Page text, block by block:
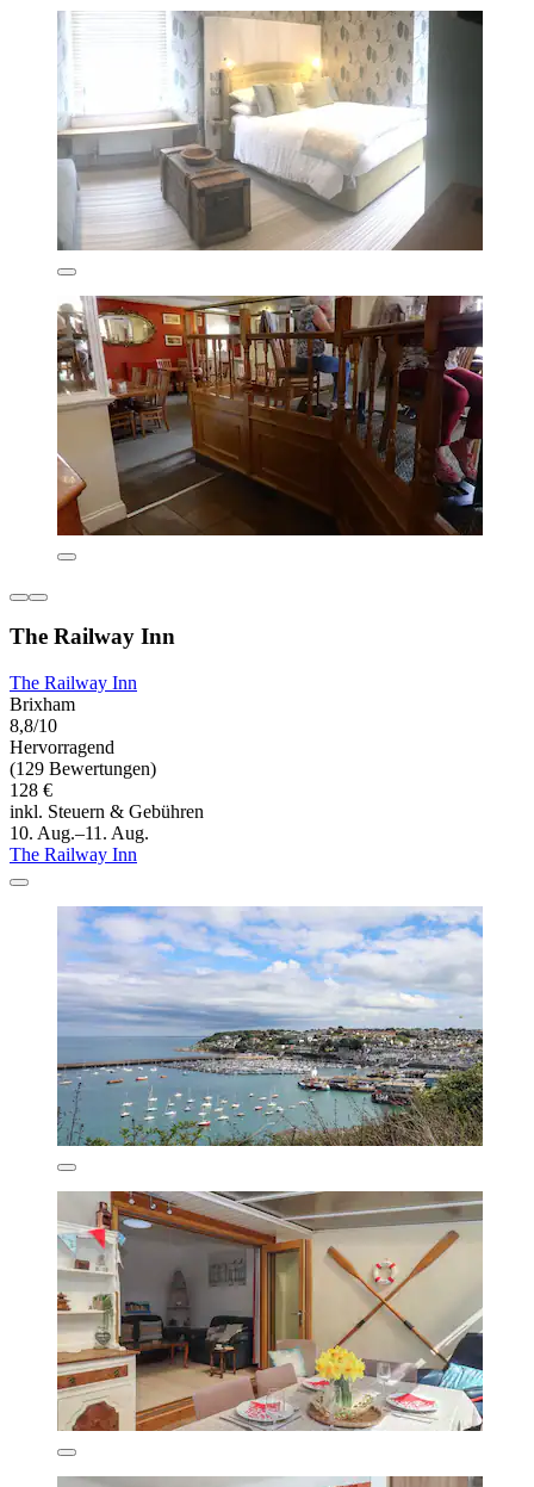
The Railway Inn
The Railway Inn
Brixham
8,8/10
Hervorragend
(129 Bewertungen)
128 €
inkl. Steuern & Gebühren
10. Aug.–11. Aug.
The Railway Inn